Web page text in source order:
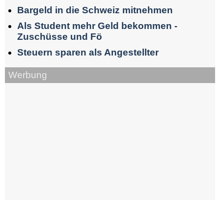
Bargeld in die Schweiz mitnehmen
Als Student mehr Geld bekommen -
Zuschüsse und Fö
Steuern sparen als Angestellter
Werbung